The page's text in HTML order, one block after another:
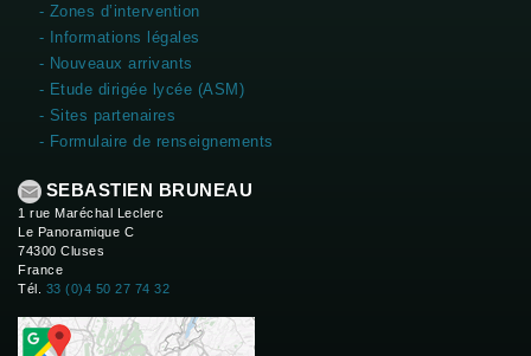
- Zones d’intervention
- Informations légales
- Nouveaux arrivants
- Etude dirigée lycée (ASM)
- Sites partenaires
- Formulaire de renseignements
SEBASTIEN BRUNEAU
1 rue Maréchal Leclerc
Le Panoramique C
74300 Cluses
France
Tél. 33 (0)4 50 27 74 32